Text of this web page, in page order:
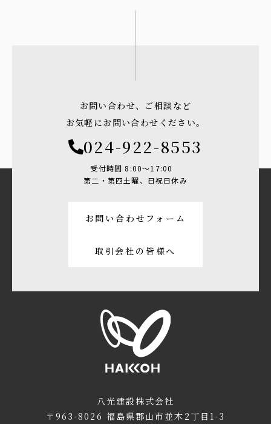
お問い合わせ、ご相談など
お気軽にお問い合わせください。
024-922-8553
受付時間 8:00〜17:00
第二・第四土曜、日祝日休み
お問い合わせフォーム
取引会社の皆様へ
八光建設株式会社
〒963-8026 福島県郡山市並木2丁目1-3